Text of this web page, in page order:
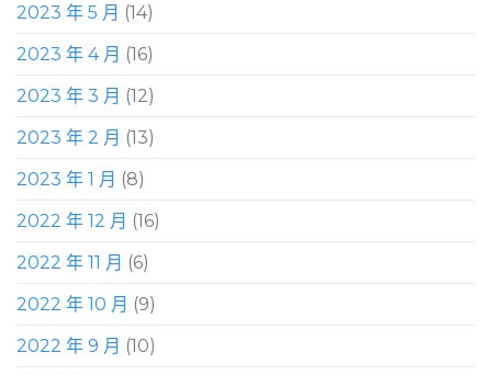
2023 年 5 月 (14)
2023 年 4 月 (16)
2023 年 3 月 (12)
2023 年 2 月 (13)
2023 年 1 月 (8)
2022 年 12 月 (16)
2022 年 11 月 (6)
2022 年 10 月 (9)
2022 年 9 月 (10)